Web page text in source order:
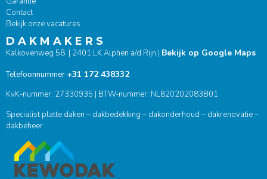
Contact
Bekijk onze vacatures
D A K M A K E R S
Kalkovenweg 58 | 2401 LK Alphen a/d Rijn | Bekijk op Google Maps
Telefoonnummer +31 172 438332
KvK-nummer: 27330935 | BTW-nummer: NL820202083B01
Specialist platte daken – dakbedekking – dakonderhoud – dakrenovatie –
dakbeheer